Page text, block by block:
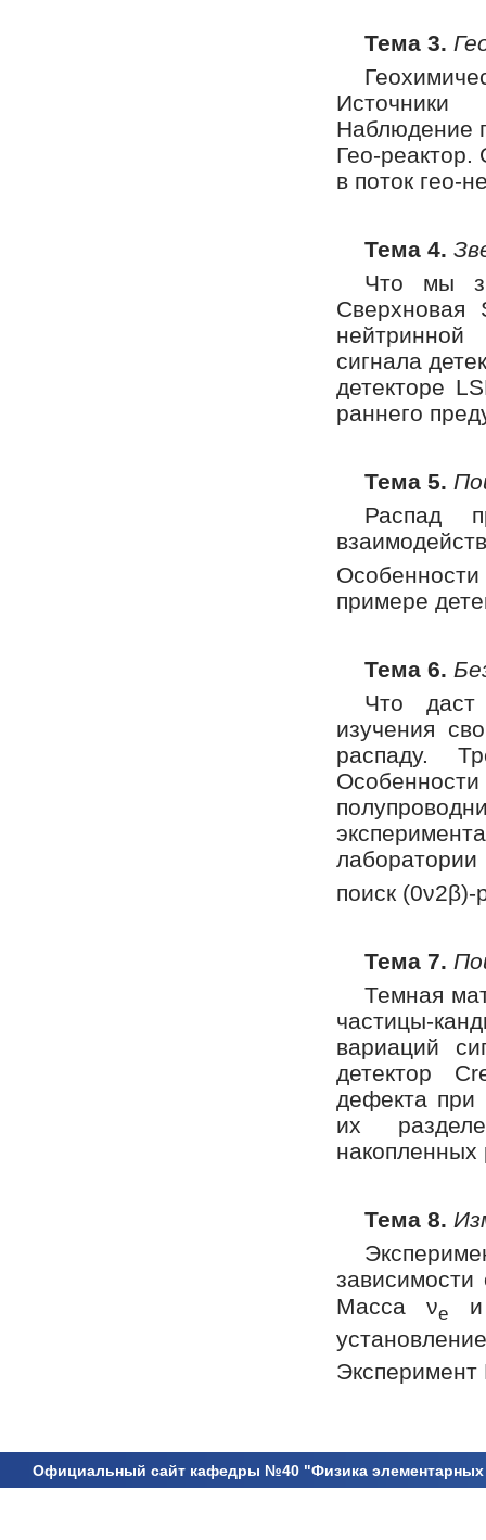
Тема 3.
Наблюдение
Гео-реактор.
в поток гео-
Тема 4.
Что мы
Сверхновая
сигнала
детекторе
раннего
Тема 5.
Распад
примере
Тема 6.
Что даст
изучения
распаду.
поиск
Тема 7.
Темная
частицы-
вариаций
детектор
дефекта при
их
накопленных
Тема 8.
Масса νe и
Эксперимент
Официальный сайт кафедры №40 "Физика